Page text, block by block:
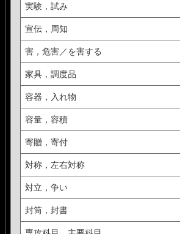
実験，試み
宣伝，周知
害，危害／を害する
家具，調度品
容器，入れ物
容量，容積
寄贈，寄付
対称，左右対称
対立，争い
封筒，封書